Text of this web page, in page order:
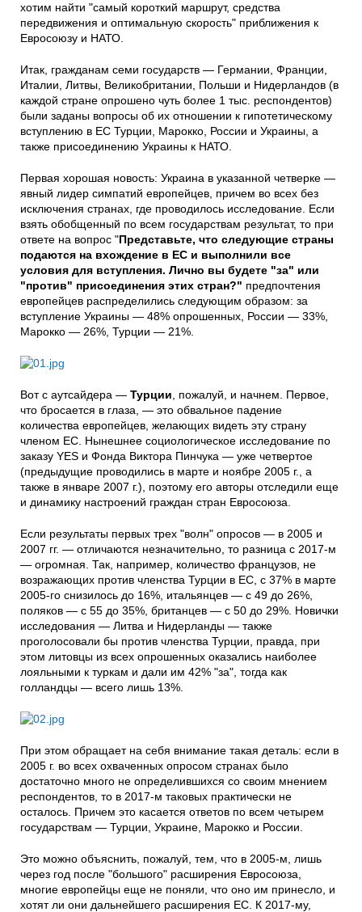
хотим найти "самый короткий маршрут, средства
передвижения и оптимальную скорость" приближения к
Евросоюзу и НАТО.
Итак, гражданам семи государств — Германии, Франции,
Италии, Литвы, Великобритании, Польши и Нидерландов (в
каждой стране опрошено чуть более 1 тыс. респондентов)
были заданы вопросы об их отношении к гипотетическому
вступлению в ЕС Турции, Марокко, России и Украины, а
также присоединению Украины к НАТО.
Первая хорошая новость: Украина в указанной четверке —
явный лидер симпатий европейцев, причем во всех без
исключения странах, где проводилось исследование. Если
взять обобщенный по всем государствам результат, то при
ответе на вопрос "Представьте, что следующие страны
подаются на вхождение в ЕС и выполнили все
условия для вступления. Лично вы будете "за" или
"против" присоединения этих стран?" предпочтения
европейцев распределились следующим образом: за
вступление Украины — 48% опрошенных, России — 33%,
Марокко — 26%, Турции — 21%.
Вот с аутсайдера — Турции , пожалуй, и начнем. Первое,
что бросается в глаза, — это обвальное падение
количества европейцев, желающих видеть эту страну
членом ЕС. Нынешнее социологическое исследование по
заказу YES и Фонда Виктора Пинчука — уже четвертое
(предыдущие проводились в марте и ноябре 2005 г., а
также в январе 2007 г.), поэтому его авторы отследили еще
и динамику настроений граждан стран Евросоюза.
Если результаты первых трех "волн" опросов — в 2005 и
2007 гг. — отличаются незначительно, то разница с 2017-м
— огромная. Так, например, количество французов, не
возражающих против членства Турции в ЕС, с 37% в марте
2005-го снизилось до 16%, итальянцев — с 49 до 26%,
поляков — с 55 до 35%, британцев — с 50 до 29%. Новички
исследования — Литва и Нидерланды — также
проголосовали бы против членства Турции, правда, при
этом литовцы из всех опрошенных оказались наиболее
лояльными к туркам и дали им 42% "за", тогда как
голландцы — всего лишь 13%.
При этом обращает на себя внимание такая деталь: если в
2005 г. во всех охваченных опросом странах было
достаточно много не определившихся со своим мнением
респондентов, то в 2017-м таковых практически не
осталось. Причем это касается ответов по всем четырем
государствам — Турции, Украине, Марокко и России.
Это можно объяснить, пожалуй, тем, что в 2005-м, лишь
через год после "большого" расширения Евросоюза,
многие европейцы еще не поняли, что оно им принесло, и
хотят ли они дальнейшего расширения ЕС. К 2017-му,